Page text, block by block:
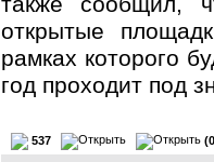
открытые
рамках которого
год проходит под
537